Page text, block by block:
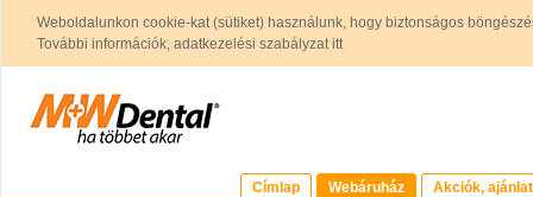
Weboldalunkon cookie-kat (sütiket) használunk, hogy biztonságos
További információk, adatkezelési szabályzat itt
Címlap Webáruház
Akciók,